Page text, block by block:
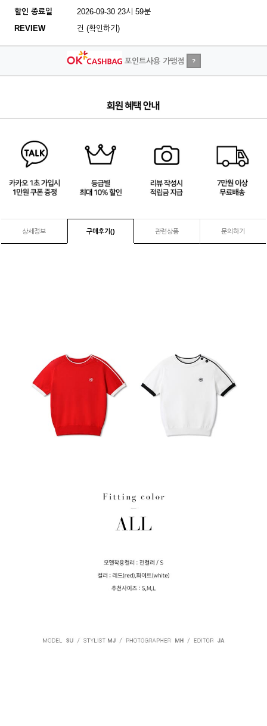
할인 종료일
2026-09-30 23시 59분
REVIEW
건 (확인하기)
포인트사용 가맹점 ?
상세정보 구매후기() 관련상품 문의하기